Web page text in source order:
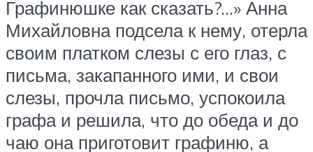
Графинюшке как сказать?…» Анна
Михайловна подсела к нему, отерла
своим платком слезы с его глаз, с
письма, закапанного ими, и свои
слезы, прочла письмо, успокоила
графа и решила, что до обеда и до
чаю она приготовит графиню, а